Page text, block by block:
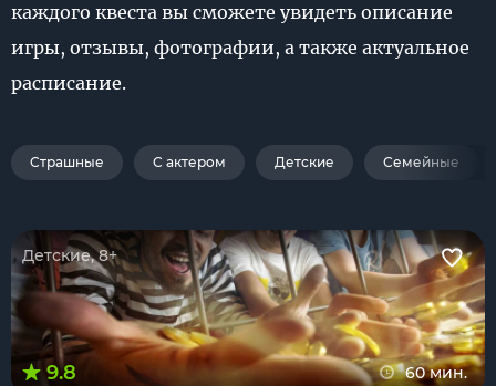
каждого квеста вы сможете увидеть описание
игры, отзывы, фотографии, а также актуальное
расписание.
Страшные С актером Детские Семейные
Детские, 8+
9.8 60 мин.